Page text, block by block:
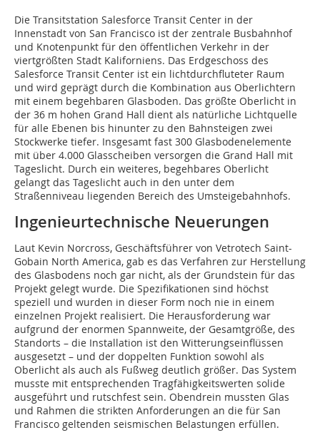
Die Transitstation Salesforce Transit Center in der
Innenstadt von San Francisco ist der zentrale Busbahnhof
und Knotenpunkt für den öffentlichen Verkehr in der
viertgrößten Stadt Kaliforniens. Das Erdgeschoss des
Salesforce Transit Center ist ein lichtdurchfluteter Raum
und wird geprägt durch die Kombination aus Oberlichtern
mit einem begehbaren Glasboden. Das größte Oberlicht in
der 36 m hohen Grand Hall dient als natürliche Lichtquelle
für alle Ebenen bis hinunter zu den Bahnsteigen zwei
Stockwerke tiefer. Insgesamt fast 300 Glasbodenelemente
mit über 4.000 Glasscheiben versorgen die Grand Hall mit
Tageslicht. Durch ein weiteres, begehbares Oberlicht
gelangt das Tageslicht auch in den unter dem
Straßenniveau liegenden Bereich des Umsteigebahnhofs.
Ingenieurtechnische Neuerungen
Laut Kevin Norcross, Geschäftsführer von Vetrotech Saint-
Gobain North America, gab es das Verfahren zur Herstellung
des Glasbodens noch gar nicht, als der Grundstein für das
Projekt gelegt wurde. Die Spezifikationen sind höchst
speziell und wurden in dieser Form noch nie in einem
einzelnen Projekt realisiert. Die Herausforderung war
aufgrund der enormen Spannweite, der Gesamtgröße, des
Standorts – die Installation ist den Witterungseinflüssen
ausgesetzt – und der doppelten Funktion sowohl als
Oberlicht als auch als Fußweg deutlich größer. Das System
musste mit entsprechenden Tragfähigkeitswerten solide
ausgeführt und rutschfest sein. Obendrein mussten Glas
und Rahmen die strikten Anforderungen an die für San
Francisco geltenden seismischen Belastungen erfüllen.